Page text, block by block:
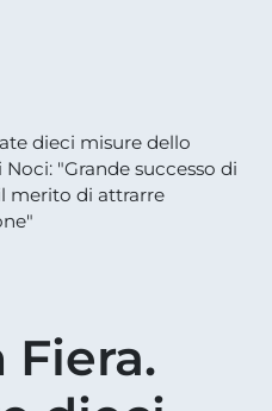
dieci misure dello
"Grande successo di
merito di attrarre